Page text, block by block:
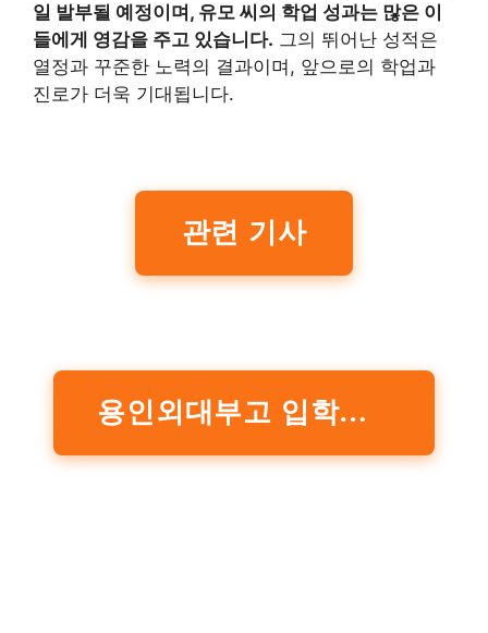
일 발부될 예정이며, 유모 씨의 학업 성과는 많은 이
들에게 영감을 주고 있습니다. 그의 뛰어난 성적은
열정과 꾸준한 노력의 결과이며, 앞으로의 학업과
진로가 더욱 기대됩니다.
관련 기사
용인외대부고 입학전형 보기